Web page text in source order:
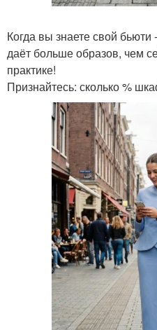
Когда вы знаете свой
даёт больше образов, чем
практике!
Признайтесь: сколько %